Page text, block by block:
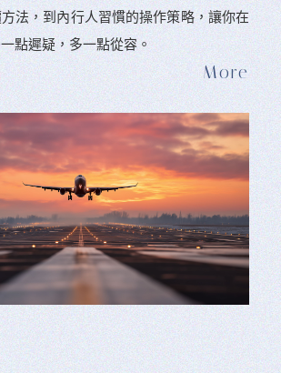
法，到內行人習慣的操作策略，讓你在
點遲疑，多一點從容。